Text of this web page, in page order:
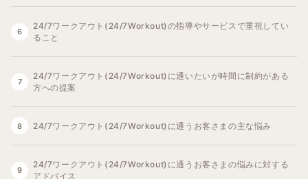
24/7ワークアウト(24/7Workout)の指導やサービスで重視してい
ること
24/7ワークアウト(24/7Workout)に通いたいが時間に制約がある
方への提案
24/7ワークアウト(24/7Workout)に通うお客さまの主な悩み
24/7ワークアウト(24/7Workout)に通うお客さまの悩みに対する
アドバイス